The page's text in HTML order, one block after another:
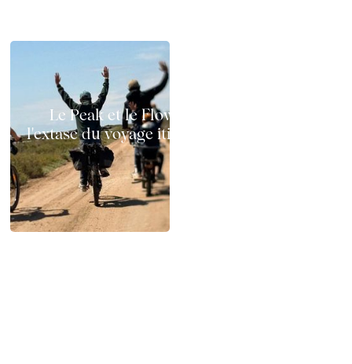
Le Peak et le Flow à vélo électrique :
l'extase du voyage itinérant sur deux roues